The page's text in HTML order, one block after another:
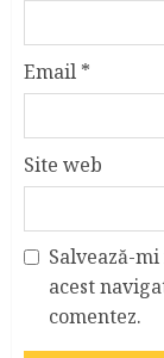
Email *
Site web
Salvează-
acest
comentez.